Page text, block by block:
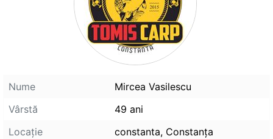
Nume
Mircea Vasilescu
Vârstă
49 ani
Locaţie
constanta, Constanţa